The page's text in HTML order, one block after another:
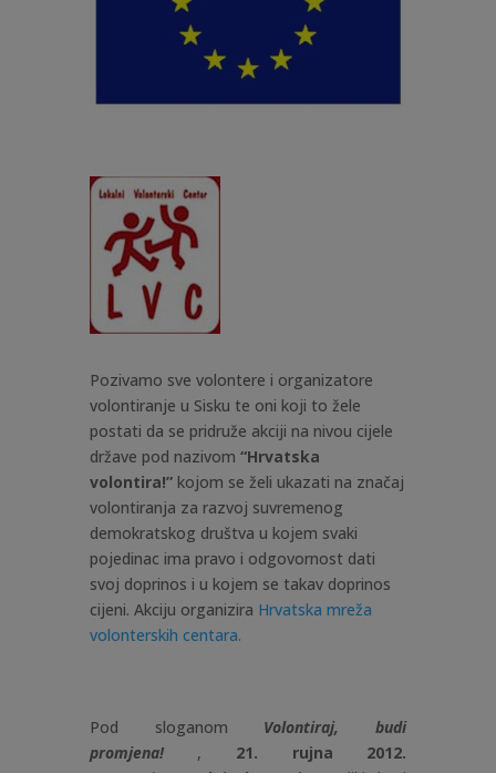
Pozivamo sve volontere i organizatore
volontiranje u Sisku te oni koji to žele
postati da se pridruže akciji na nivou cijele
države pod nazivom “Hrvatska
volontira!” kojom se želi ukazati na značaj
volontiranja za razvoj suvremenog
demokratskog društva u kojem svaki
pojedinac ima pravo i odgovornost dati
svoj doprinos i u kojem se takav doprinos
cijeni. Akciju organizira Hrvatska mreža
volonterskih centara.
Pod sloganom Volontiraj, budi
promjena!, 21. rujna 2012.